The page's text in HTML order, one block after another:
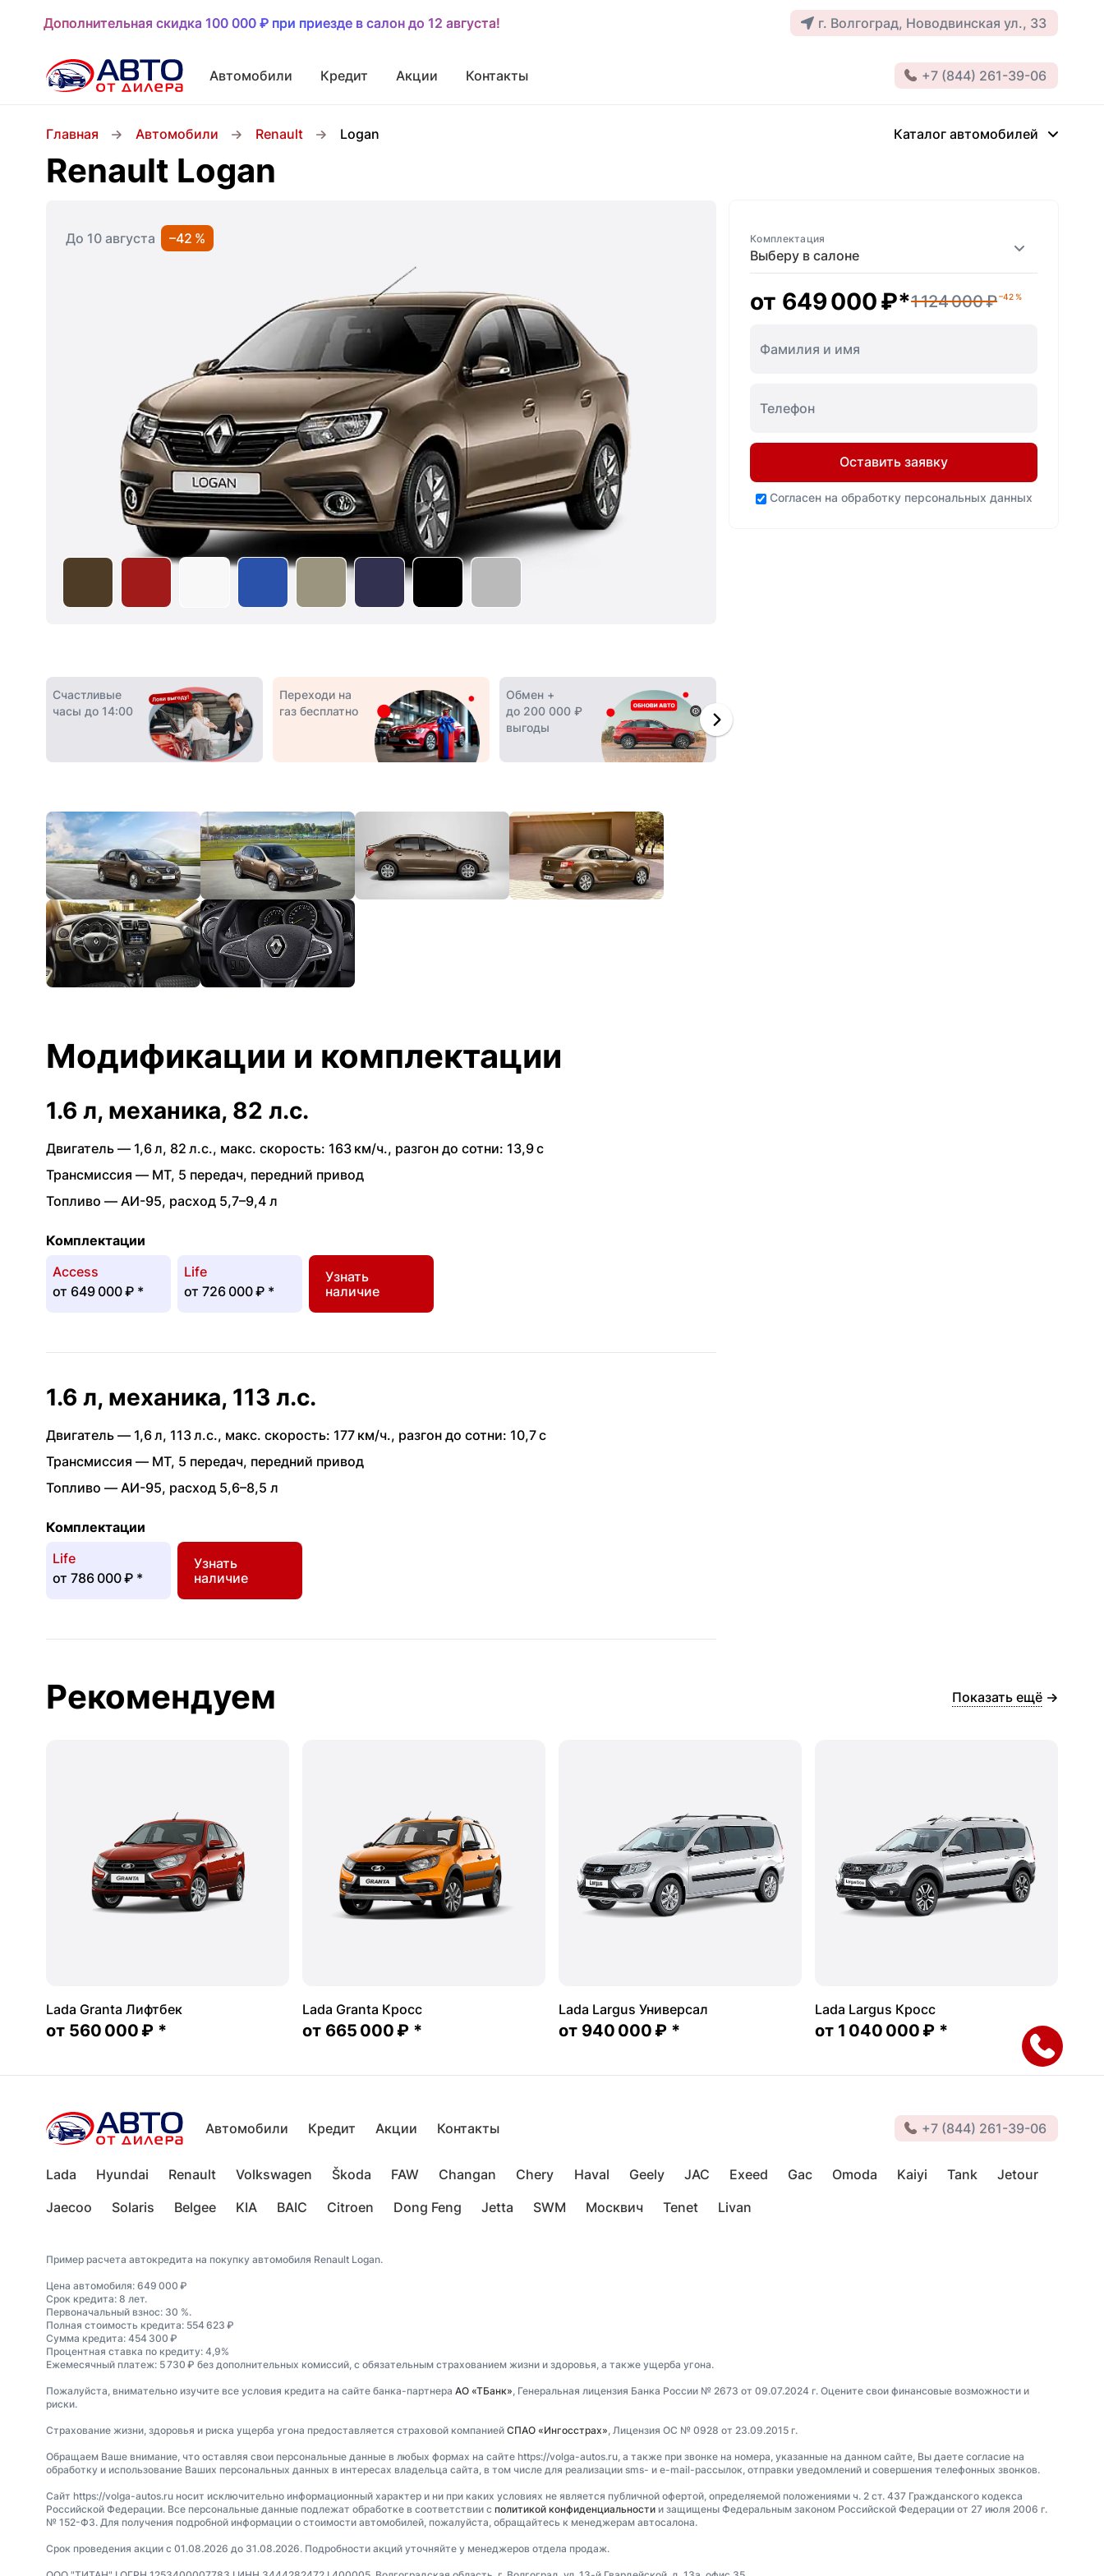
Дополнительная скидка 100 000 ₽ при приезде в салон до 12 августа!
Дополнительная скидка 100 000 ₽ при приезде в салон до 12 августа! г. Волгоград, Новодвинская ул., 33
Автомобили Кредит Акции Контакты +7 (844) 261-39-06
Главная Автомобили Renault Logan Каталог автомобилей
Renault Logan
До 10 августа
–42 %
Выберу в салоне
Комплектация
от 649 000 ₽*1 124 000 ₽–42 %
Оставить заявку
Согласен на обработку персональных данных
Счастливые
часы до 14:00
Переходи на
газ бесплатно
Обмен +
до 200 000 ₽
выгоды
Модификации и комплектации
1.6 л, механика, 82 л.с.
Двигатель — 1,6 л, 82 л.с., макс. скорость: 163 км/ч., разгон до сотни: 13,9 с
Трансмиссия — MT, 5 передач, передний привод
Топливо — АИ-95, расход 5,7–9,4 л
Комплектации
Access
от 649 000 ₽ *
Life
от 726 000 ₽ *
Узнать
наличие
1.6 л, механика, 113 л.с.
Двигатель — 1,6 л, 113 л.с., макс. скорость: 177 км/ч., разгон до сотни: 10,7 с
Трансмиссия — MT, 5 передач, передний привод
Топливо — АИ-95, расход 5,6–8,5 л
Комплектации
Life
от 786 000 ₽ *
Узнать
наличие
Рекомендуем Показать ещё
Lada Granta Лифтбек
от 560 000 ₽ *
Lada Granta Кросс
от 665 000 ₽ *
Lada Largus Универсал
от 940 000 ₽ *
Lada Largus Кросс
от 1 040 000 ₽ *
Автомобили Кредит Акции Контакты +7 (844) 261-39-06
Lada Hyundai Renault Volkswagen Škoda FAW Changan Chery Haval Geely JAC Exeed Gac Omoda Kaiyi Tank
Jetour
Jaecoo
Solaris Belgee KIA BAIC Citroen Dong Feng Jetta SWM Москвич Tenet Livan
Пример расчета автокредита на покупку автомобиля Renault Logan.
Цена автомобиля: 649 000 ₽
Срок кредита: 8 лет.
Первоначальный взнос: 30 %.
Полная стоимость кредита: 554 623 ₽
Сумма кредита: 454 300 ₽
Процентная ставка по кредиту: 4,9%
Ежемесячный платеж: 5 730 ₽ без дополнительных комиссий, с обязательным страхованием жизни и здоровья, а также ущерба угона.
Пожалуйста, внимательно изучите все условия кредита на сайте банка-партнера АО «ТБанк» , Генеральная лицензия Банка России № 2673 от 09.07.2024 г. Оцените свои финансовые возможности и
риски.
Страхование жизни, здоровья и риска ущерба угона предоставляется страховой компанией СПАО «Ингосстрах» , Лицензия ОС № 0928 от 23.09.2015 г.
Обращаем Ваше внимание, что оставляя свои персональные данные в любых формах на сайте https://volga-autos.ru, а также при звонке на номера, указанные на данном сайте, Вы даете согласие на
обработку и использование Ваших персональных данных в интересах владельца сайта, в том числе для реализации sms- и e-mail-рассылок, отправки уведомлений и совершения телефонных звонков.
Сайт https://volga-autos.ru носит исключительно информационный характер и ни при каких условиях не является публичной офертой, определяемой положениями ч. 2 ст. 437 Гражданского кодекса
Российской Федерации. Все персональные данные подлежат обработке в соответствии с политикой конфиденциальности и защищены Федеральным законом Российской Федерации от 27 июля 2006 г.
№ 152-ФЗ. Для получения подробной информации о стоимости автомобилей, пожалуйста, обращайтесь к менеджерам автосалона.
Срок проведения акции с 01.08.2026 до 31.08.2026. Подробности акций уточняйте у менеджеров отдела продаж.